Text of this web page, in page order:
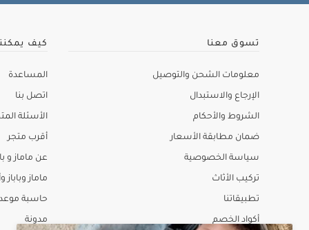
تسوق معنا
معلومات الشحن والتوصيل
الإرجاع والاستبدال
الشروط والأحكام
ضمان مطابقة الأسعار
سياسة الخصوصية
تركيب الأثاث
تطبيقاتنا
أكواد الخصم
كيف
المساعدة
اتصل بنا
الأسئلة
أقرب متجر
عن ماماز و
ماماز وباباز
حاسبة موعد
مدونة